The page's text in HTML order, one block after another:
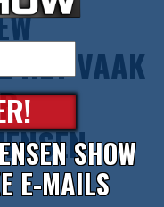
HET VAAK
SHOW
E-MAILS